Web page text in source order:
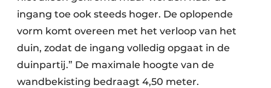
ingang toe ook steeds hoger. De oplopende
vorm komt overeen met het verloop van het
duin, zodat de ingang volledig opgaat in de
duinpartij.” De maximale hoogte van de
wandbekisting bedraagt 4,50 meter.